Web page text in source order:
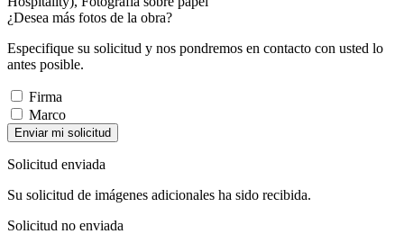
¿Desea más fotos de la obra?
Especifique su solicitud y nos pondremos en contacto con usted lo
antes posible.
Firma
Marco
Enviar mi solicitud
Solicitud enviada
Su solicitud de imágenes adicionales ha sido recibida.
Solicitud no enviada